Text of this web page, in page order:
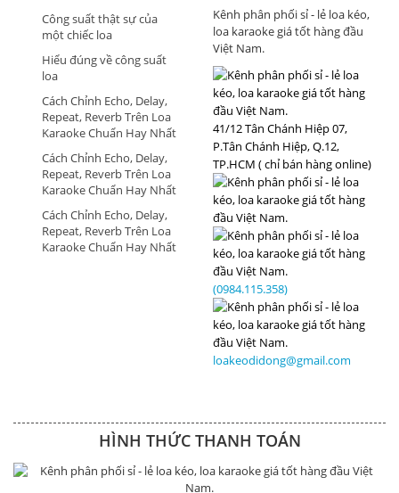
HÀNG
Công suất thật sự của
một chiếc loa
Hiểu đúng về công suất
loa
Cách Chỉnh Echo, Delay,
Repeat, Reverb Trên Loa
Karaoke Chuẩn Hay Nhất
Cách Chỉnh Echo, Delay,
Repeat, Reverb Trên Loa
Karaoke Chuẩn Hay Nhất
Cách Chỉnh Echo, Delay,
Repeat, Reverb Trên Loa
Karaoke Chuẩn Hay Nhất
Kênh phân phối sỉ - lẻ loa kéo,
loa karaoke giá tốt hàng đầu
Việt Nam.
41/12 Tân Chánh Hiệp 07,
P.Tân Chánh Hiệp, Q.12,
TP.HCM ( chỉ bán hàng online)
(0984.115.358)
loakeodidong@gmail.com
HÌNH THỨC THANH TOÁN